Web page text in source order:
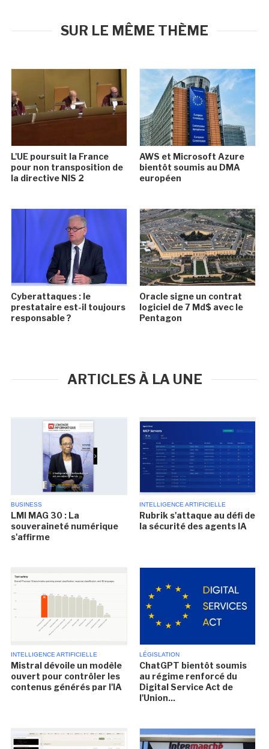
SUR LE MÊME THÈME
L'UE poursuit la France
pour non transposition de
la directive NIS 2
AWS et Microsoft Azure
bientôt soumis au DMA
européen
Cyberattaques : le
prestataire est-il toujours
responsable ?
Oracle signe un contrat
logiciel de 7 Md$ avec le
Pentagon
ARTICLES À LA UNE
BUSINESS
LMI MAG 30 : La
souveraineté numérique
s'affirme
INTELLIGENCE ARTIFICIELLE
Rubrik s'attaque au défi de
la sécurité des agents IA
INTELLIGENCE ARTIFICIELLE
Mistral dévoile un modèle
ouvert pour contrôler les
contenus générés par l'IA
LÉGISLATION
ChatGPT bientôt soumis
au régime renforcé du
Digital Service Act de
l'Union...